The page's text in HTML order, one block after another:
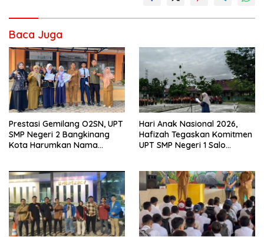
Baca Juga
Prestasi Gemilang O2SN, UPT
SMP Negeri 2 Bangkinang
Kota Harumkan Nama
Hari Anak Nasional 2026,
Hafizah Tegaskan Komitmen
UPT SMP Negeri 1 Salo